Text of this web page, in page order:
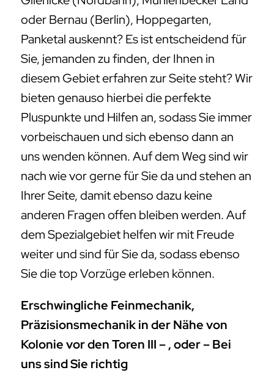
oder Bernau (Berlin), Hoppegarten,
Panketal auskennt? Es ist entscheidend für
Sie, jemanden zu finden, der Ihnen in
diesem Gebiet erfahren zur Seite steht? Wir
bieten genauso hierbei die perfekte
Pluspunkte und Hilfen an, sodass Sie immer
vorbeischauen und sich ebenso dann an
uns wenden können. Auf dem Weg sind wir
nach wie vor gerne für Sie da und stehen an
Ihrer Seite, damit ebenso dazu keine
anderen Fragen offen bleiben werden. Auf
dem Spezialgebiet helfen wir mit Freude
weiter und sind für Sie da, sodass ebenso
Sie die top Vorzüge erleben können.
Erschwingliche Feinmechanik,
Präzisionsmechanik in der Nähe von
Kolonie vor den Toren III – , oder – Bei
uns sind Sie richtig